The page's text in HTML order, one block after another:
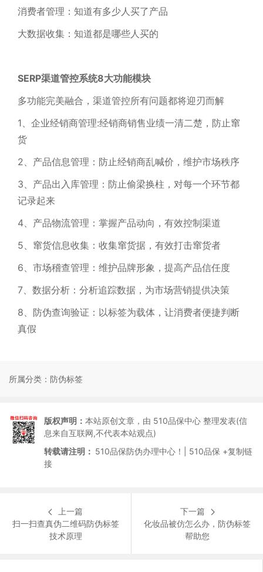
消费者管理：知道有多少人买了产品
大数据收集：知道都是哪些人买的
SERP渠道管控系统8大功能模块
多功能完美融合，渠道管控所有问题都将迎刃而解
1、企业经销商管理:经销商销售业绩一清二楚，防止窜
货
2、产品信息管理：防止经销商乱喊价，维护市场秩序
3、产品出入库管理：防止偷梁换柱，对每一个环节都
记录起来
4、产品物流管理：掌握产品动向，有效控制渠道
5、窜货信息收集：收集窜货据，有效打击窜货者
6、市场稽查管理：维护品牌形象，提高产品信任度
7、数据分析：分析追踪数据，为市场营销提供决策
8、防伪查询验证：以标签为载体，让消费者便捷判断
真假
所属分类： 防伪标签
版权声明： 本站原创文章，由 510品保中心 整理发表(信
息来自互联网,不代表本站观点)
转载请注明： 510品保防伪办理中心！| 510品保 +复制链
接
上一篇
扫一扫查真伪二维码防伪标签
技术原理
下一篇
化妆品被仿怎么办，防伪标签
帮助您